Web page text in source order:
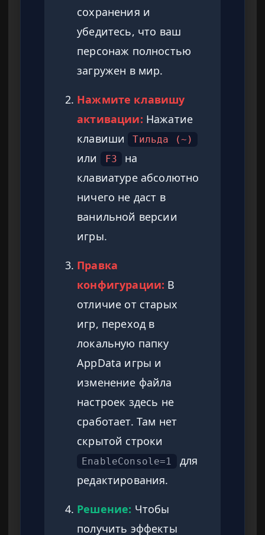
сохранения и
убедитесь, что ваш
персонаж полностью
загружен в мир.
Нажмите клавишу
активации: Нажатие
клавиши
Тильда (~)
или F3
на
клавиатуре абсолютно
ничего не даст в
ванильной версии
игры.
Правка
конфигурации: В
отличие от старых
игр, переход в
локальную папку
AppData игры и
изменение файла
настроек здесь не
сработает. Там нет
скрытой строки
EnableConsole=1
для
редактирования.
Решение: Чтобы
получить эффекты